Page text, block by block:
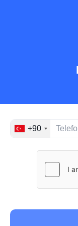
+90